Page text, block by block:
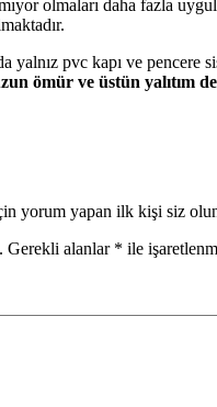
olmaları daha fazla
pvc kapı ve pencere
ömür ve üstün yalıtım
yorum yapan ilk kişi siz
Gerekli alanlar * ile